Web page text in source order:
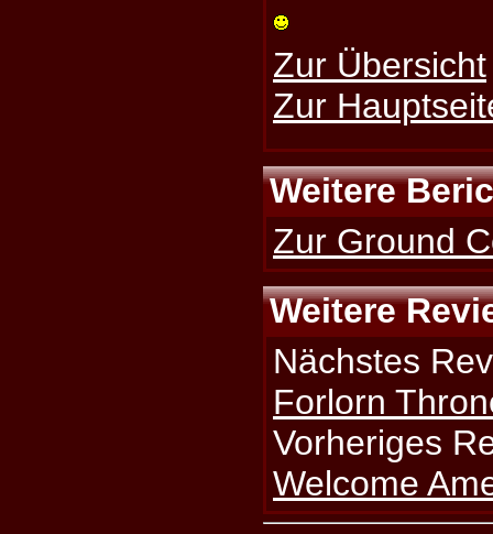
Zur Übersicht
Zur
Weitere
Zur Ground
Weitere
Nächstes
Forlorn
Vorheriges
Welcome